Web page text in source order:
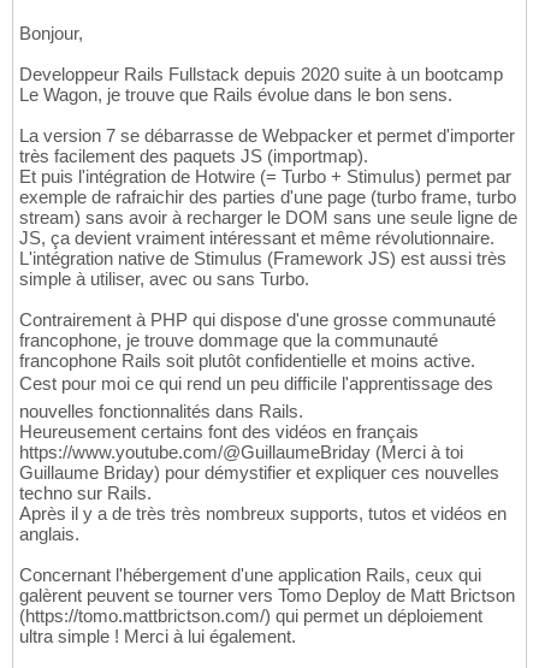
Bonjour,
Developpeur Rails Fullstack depuis 2020 suite à un bootcamp
Le Wagon, je trouve que Rails évolue dans le bon sens.
La version 7 se débarrasse de Webpacker et permet d'importer
très facilement des paquets JS (importmap).
Et puis l'intégration de Hotwire (= Turbo + Stimulus) permet par
exemple de rafraichir des parties d'une page (turbo frame, turbo
stream) sans avoir à recharger le DOM sans une seule ligne de
JS, ça devient vraiment intéressant et même révolutionnaire.
L'intégration native de Stimulus (Framework JS) est aussi très
simple à utiliser, avec ou sans Turbo.
Contrairement à PHP qui dispose d'une grosse communauté
francophone, je trouve dommage que la communauté
francophone Rails soit plutôt confidentielle et moins active.
Cest pour moi ce qui rend un peu difficile l'apprentissage des
nouvelles fonctionnalités dans Rails.
Heureusement certains font des vidéos en français
https://www.youtube.com/@GuillaumeBriday (Merci à toi
Guillaume Briday) pour démystifier et expliquer ces nouvelles
techno sur Rails.
Après il y a de très très nombreux supports, tutos et vidéos en
anglais.
Concernant l'hébergement d'une application Rails, ceux qui
galèrent peuvent se tourner vers Tomo Deploy de Matt Brictson
(https://tomo.mattbrictson.com/) qui permet un déploiement
ultra simple ! Merci à lui également.